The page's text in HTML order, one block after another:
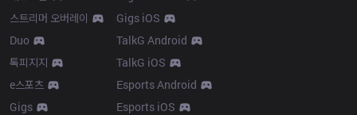
스트리머 오버레이
Duo
톡피지지
e스포츠
Gigs
Gigs iOS
TalkG Android
TalkG iOS
Esports Android
Esports iOS